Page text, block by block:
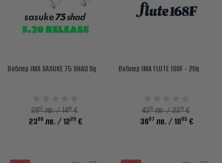
Воблер IMA SASUKE 75 SHAD 8g
2807лв. / 1435€
2386 лв. / 1220 €
Воблер IMA FLUTE 168F - 20g
4338лв. / 2218€
3687 лв. / 1885 €